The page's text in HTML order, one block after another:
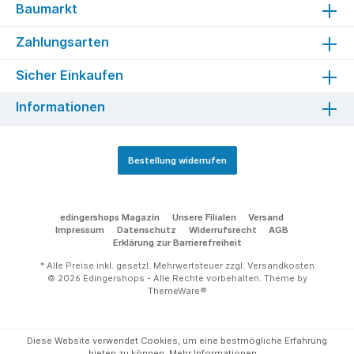
Baumarkt
Zahlungsarten
Sicher Einkaufen
Informationen
Bestellung widerrufen
edingershops Magazin Unsere Filialen
Versand
Impressum
Datenschutz Widerrufsrecht
AGB
Erklärung zur Barrierefreiheit
* Alle Preise inkl. gesetzl. Mehrwertsteuer zzgl. Versandkosten
© 2026 Edingershops - Alle Rechte vorbehalten. Theme by
ThemeWare®
Diese Website verwendet Cookies, um eine bestmögliche Erfahrung